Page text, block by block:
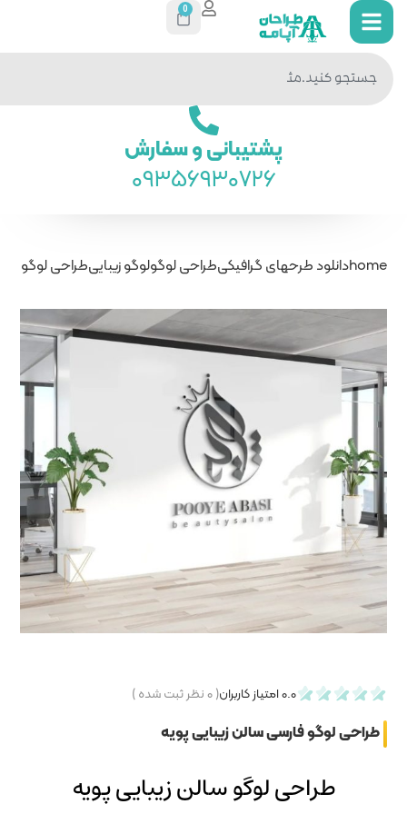
لوگولوگو زیباییطراحی لوگو فارسی سالن زیبایی پویه
نظر ثبت شده )
پویه
زیبایی پویه